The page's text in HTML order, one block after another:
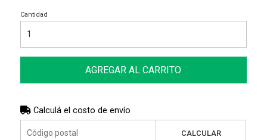
Cantidad
AGREGAR AL CARRITO
Calculá el costo de envío
CALCULAR